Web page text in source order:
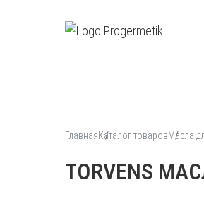
ГлавнаяКаталог товаровМасла
TORVENS